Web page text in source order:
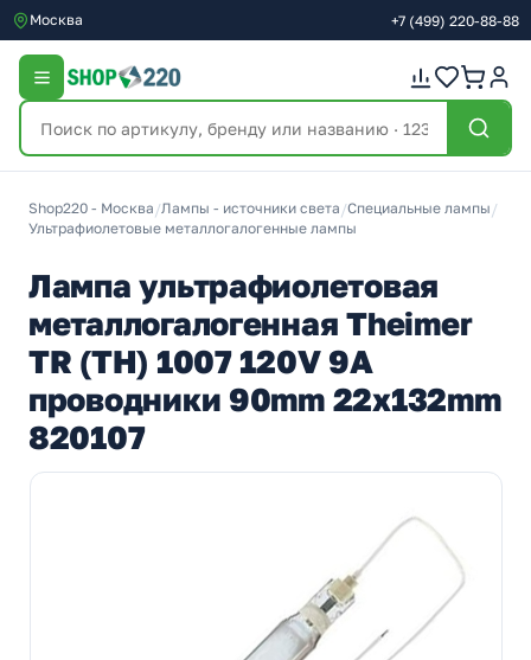
Москва +7 (499) 220-88-88
Shop220 - Москва /Лампы - источники света /Специальные лампы /
Ультрафиолетовые металлогалогенные лампы
Лампа ультрафиолетовая
металлогалогенная Theimer
TR (TH) 1007 120V 9A
проводники 90mm 22x132mm
820107